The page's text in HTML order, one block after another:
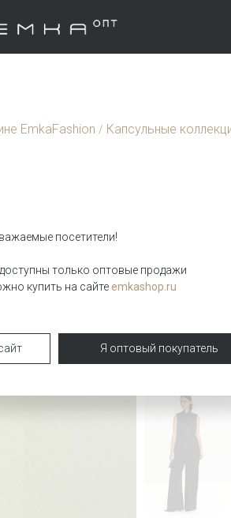
EmkaFashion / Капсульные
Жилет
Жилет GL126/kika
посетители!
только оптовые продажи
купить на сайтеemkashop.ru
Я оптовый покупатель